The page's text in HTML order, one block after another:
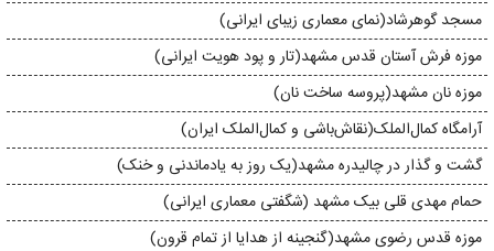
مسجد گوهرشاد(نمای معماری زیبای ایرانی)
موزه‌ فرش آستان قدس مشهد(تار و پود هویت ایرانی)
موزه نان مشهد(پروسه ساخت نان)
آرامگاه کمال‌الملک(نقاش‌باشی و کمال‌الملک ایران)
گشت و گذار در چالیدره‌ مشهد(یک روز به یادماندنی و خنک)
حمام مهدی قلی بیک مشهد (شگفتی معماری ایرانی)
موزه قدس رضوی مشهد(گنجینه از هدایا از تمام قرون)